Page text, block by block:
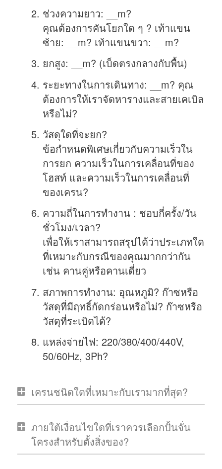
ช่วงความยาว: __m?
คุณต้องการคันโยกใด ๆ ? เท้าแขน
ซ้าย: __m? เท้าแขนขวา: __m?
ยกสูง: __m? (เบ็ดตรงกลางกับพื้น)
ระยะทางในการเดินทาง: __m? คุณ
ต้องการให้เราจัดหารางและสายเคเบิล
หรือไม่?
วัสดุใดที่จะยก?
ข้อกำหนดพิเศษเกี่ยวกับความเร็วใน
การยก ความเร็วในการเคลื่อนที่ของ
โฮสท์ และความเร็วในการเคลื่อนที่
ของเครน?
ความถี่ในการทำงาน : ชอบกี่ครั้ง/วัน
ชั่วโมง/เวลา?
เพื่อให้เราสามารถสรุปได้ว่าประเภทใด
ที่เหมาะกับกรณีของคุณมากกว่ากัน
เช่น คานคู่หรือคานเดี่ยว
สภาพการทำงาน: อุณหภูมิ? ก๊าซหรือ
วัสดุที่มีฤทธิ์กัดกร่อนหรือไม่? ก๊าซหรือ
วัสดุที่ระเบิดได้?
แหล่งจ่ายไฟ: 220/380/400/440V,
50/60Hz, 3Ph?
เครนชนิดใดที่เหมาะกับเรามากที่สุด?
ภายใต้เงื่อนไขใดที่เราควรเลือกปั้นจั่น
โครงสำหรับตั้งสิ่งของ?